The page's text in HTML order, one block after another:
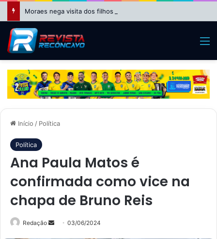
Moraes nega visita dos filhos a Bolsonaro no Dia dos Pais
Início / Política
Política
Ana Paula Matos é
confirmada como vice na
chapa de Bruno Reis
Redação
Mande03/06/2024